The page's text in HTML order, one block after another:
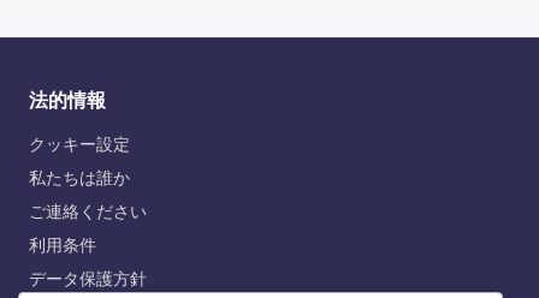
法的情報
クッキー設定
私たちは誰か
ご連絡ください
利用条件
データ保護方針